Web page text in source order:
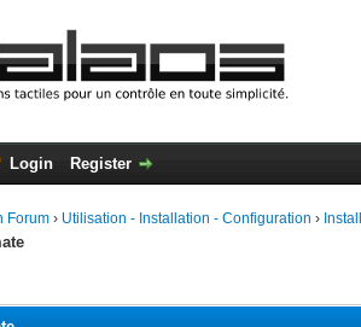
Login Register
Forum › Utilisation - Installation - Configuration ›